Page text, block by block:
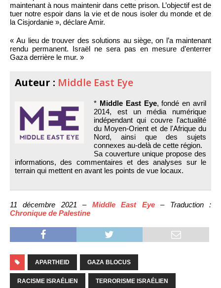
maintenant à nous maintenir dans cette prison. L’objectif est de
tuer notre espoir dans la vie et de nous isoler du monde et de
la Cisjordanie », déclare Amir.
« Au lieu de trouver des solutions au siège, on l’a maintenant
rendu permanent. Israël ne sera pas en mesure d’enterrer
Gaza derrière le mur. »
Auteur : Middle East Eye
* Middle East Eye, fondé en avril
2014, est un média numérique
indépendant qui couvre l'actualité
du Moyen-Orient et de l'Afrique du
Nord, ainsi que des sujets
connexes au-delà de cette région.
Sa couverture unique propose des
informations, des commentaires et des analyses sur le
terrain qui mettent en avant les points de vue locaux.
11 décembre 2021 – Middle East Eye– Traduction :
Chronique de Palestine
APARTHEID GAZA BLOCUS
RACISME ISRAÉLIEN TERRORISME ISRAÉLIEN